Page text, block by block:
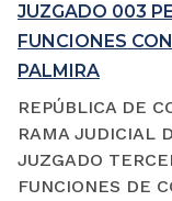
JUZGADO 003
FUNCIONES
PALMIRA
REPÚBLICA DE
RAMA JUDICIAL
JUZGADO
FUNCIONES DE